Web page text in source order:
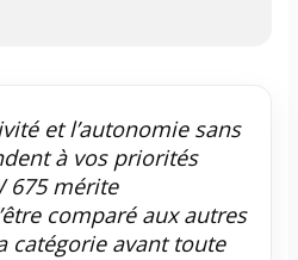
et l’autonomie sans
à vos priorités
675 mérite
comparé aux autres
catégorie avant toute